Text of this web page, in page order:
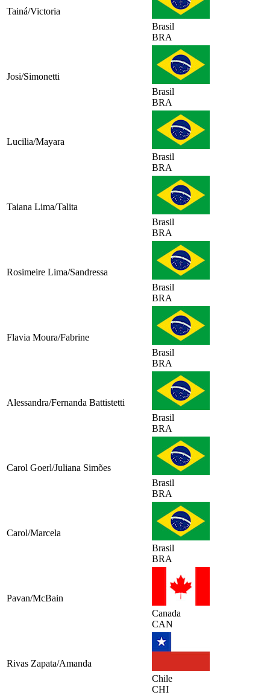
Tainá/Victoria
Brasil
BRA
Josi/Simonetti
Brasil
BRA
Lucilia/Mayara
Brasil
BRA
Taiana Lima/Talita
Brasil
BRA
Rosimeire Lima/Sandressa
Brasil
BRA
Flavia Moura/Fabrine
Brasil
BRA
Alessandra/Fernanda Battistetti
Brasil
BRA
Carol Goerl/Juliana Simões
Brasil
BRA
Carol/Marcela
Brasil
BRA
Pavan/McBain
Canada
CAN
Rivas Zapata/Amanda
Chile
CHI